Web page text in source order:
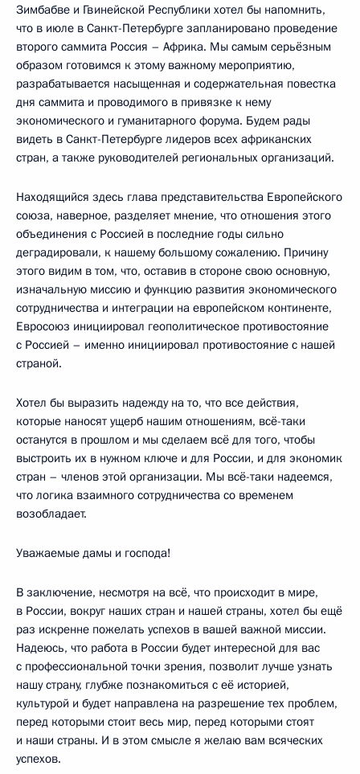
Зимбабве и Гвинейской Республики хотел бы напомнить,
что в июле в Санкт-Петербурге запланировано проведение
второго саммита Россия – Африка. Мы самым серьёзным
образом готовимся к этому важному мероприятию,
разрабатывается насыщенная и содержательная повестка
дня саммита и проводимого в привязке к нему
экономического и гуманитарного форума. Будем рады
видеть в Санкт-Петербурге лидеров всех африканских
стран, а также руководителей региональных организаций.
Находящийся здесь глава представительства Европейского
союза, наверное, разделяет мнение, что отношения этого
объединения с Россией в последние годы сильно
деградировали, к нашему большому сожалению. Причину
этого видим в том, что, оставив в стороне свою основную,
изначальную миссию и функцию развития экономического
сотрудничества и интеграции на европейском континенте,
Евросоюз инициировал геополитическое противостояние
с Россией – именно инициировал противостояние с нашей
страной.
Хотел бы выразить надежду на то, что все действия,
которые наносят ущерб нашим отношениям, всё-таки
останутся в прошлом и мы сделаем всё для того, чтобы
выстроить их в нужном ключе и для России, и для экономик
стран – членов этой организации. Мы всё-таки надеемся,
что логика взаимного сотрудничества со временем
возобладает.
Уважаемые дамы и господа!
В заключение, несмотря на всё, что происходит в мире,
в России, вокруг наших стран и нашей страны, хотел бы ещё
раз искренне пожелать успехов в вашей важной миссии.
Надеюсь, что работа в России будет интересной для вас
с профессиональной точки зрения, позволит лучше узнать
нашу страну, глубже познакомиться с её историей,
культурой и будет направлена на разрешение тех проблем,
перед которыми стоит весь мир, перед которыми стоят
и наши страны. И в этом смысле я желаю вам всяческих
успехов.